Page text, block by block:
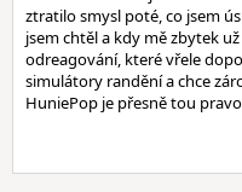
ztratilo smysl poté, co jsem
jsem chtěl a kdy mě zbytek
odreagování, které vřele
simulátory randění a chce
HuniePop je přesně tou